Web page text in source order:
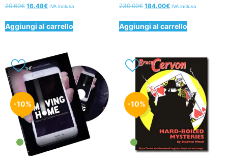
20.60€ 16.48€ IVA inclusa
Aggiungi al carrello
230.00€ 184.00€ IVA inclusa
Aggiungi al carrello
-10% -10%